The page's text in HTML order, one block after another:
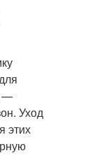
—
Уход
этих